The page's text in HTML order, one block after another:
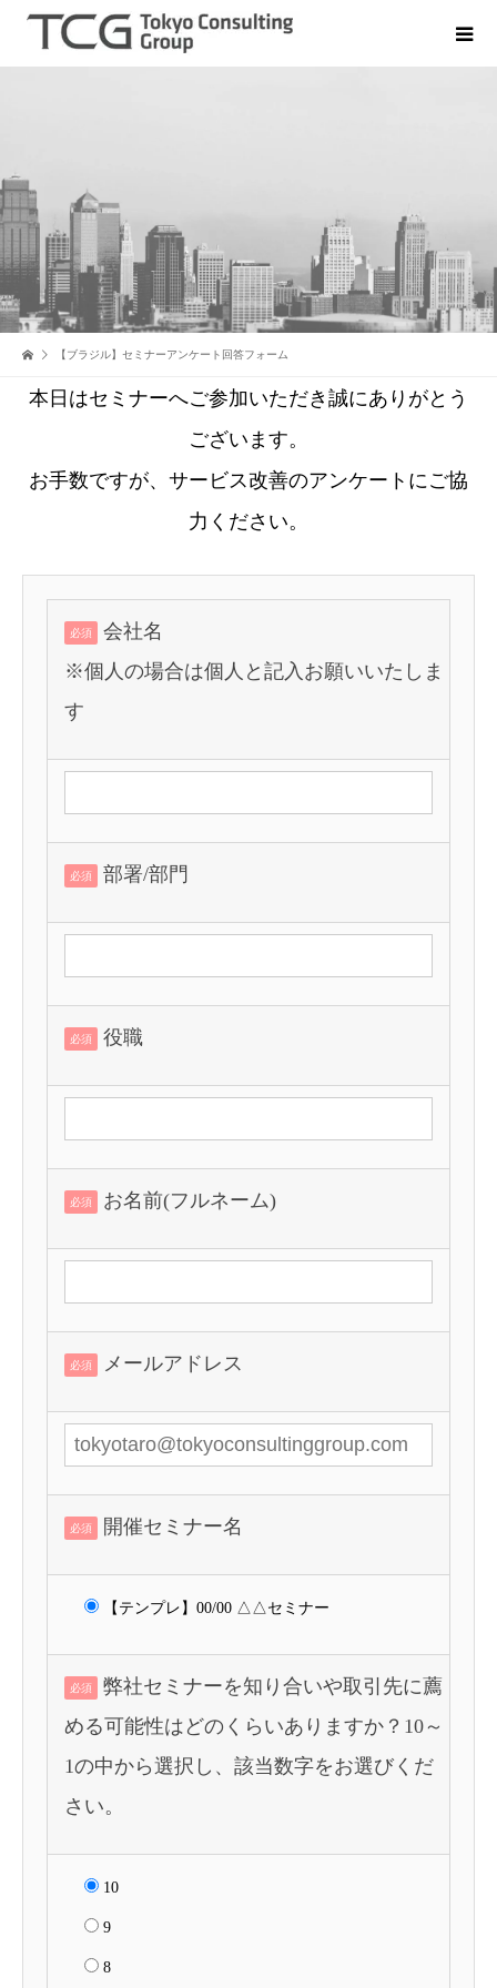
【ブラジル】セミナーアンケート回答フォーム
本日はセミナーへご参加いただき誠にありがとう
ございます。
お手数ですが、サービス改善のアンケートにご協
力ください。
必須
会社名
※個人の場合は個人と記入お願いいたしま
す
必須 部署/部門
必須 役職
必須 お名前(フルネーム)
必須 メールアドレス
必須 開催セミナー名
【テンプレ】00/00 △△セミナー
必須
弊社セミナーを知り合いや取引先に薦
める可能性はどのくらいありますか？10～
1の中から選択し、該当数字をお選びくだ
さい。
10
9
8